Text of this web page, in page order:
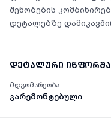
შენობების
დეტალებზე
დეტალური
მდგომარეობა
გარემონტებული